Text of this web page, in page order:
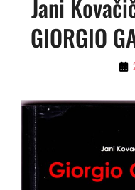
Jani
GIORGIO
By